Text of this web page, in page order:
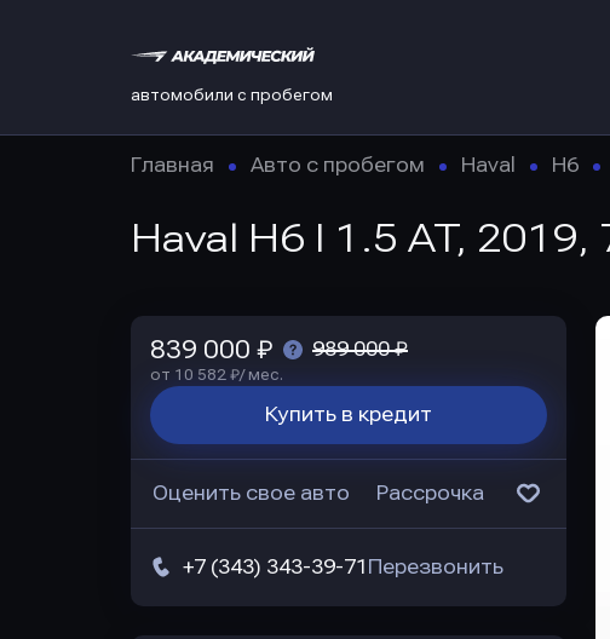
автомобили с пробегом
Главная Авто с пробегом Haval H6
Haval H6 I 1.5 AT,
839 000 ₽ 989 000 ₽
от 10 582 ₽/ мес.
Купить в кредит
Оценить свое авто Рассрочка
+7 (343) 343-39-71 Перезвонить